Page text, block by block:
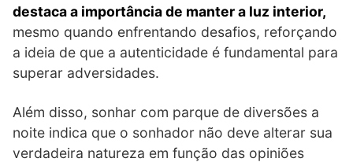
destaca a importância de manter a luz interior,
mesmo quando enfrentando desafios, reforçando
a ideia de que a autenticidade é fundamental para
superar adversidades.
Além disso, sonhar com parque de diversões a
noite indica que o sonhador não deve alterar sua
verdadeira natureza em função das opiniões